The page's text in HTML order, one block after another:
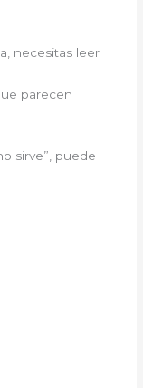
necesitas leer
parecen
sirve”, puede